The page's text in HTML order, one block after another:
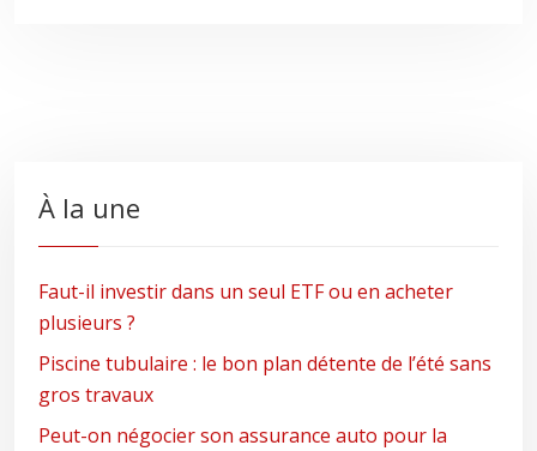
À la une
Faut-il investir dans un seul ETF ou en acheter
plusieurs ?
Piscine tubulaire : le bon plan détente de l’été sans
gros travaux
Peut-on négocier son assurance auto pour la